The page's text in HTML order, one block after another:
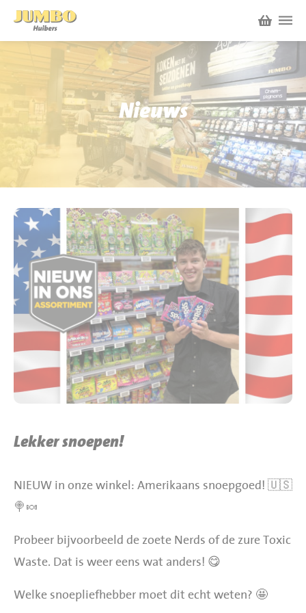
Winkels
P.W.A. Park
Bruïneplein
Nieuws
Acties
Werken bij Jumbo Huibers
Vacatures en Solliciteren
Werken en leren
Jumbo.com
BBQ gigant webshop
Jumbo Huibers Specials
Nieuws
Lekker snoepen!
NIEUW in onze winkel: Amerikaans snoepgoed! 🇺🇸
🍭🍬
Probeer bijvoorbeeld de zoete Nerds of de zure Toxic
Waste. Dat is weer eens wat anders! 😋
Welke snoepliefhebber moet dit echt weten? 🤩